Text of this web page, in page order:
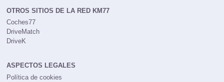
OTROS SITIOS DE LA RED KM77
Coches77
DriveMatch
DriveK
ASPECTOS LEGALES
Política de cookies